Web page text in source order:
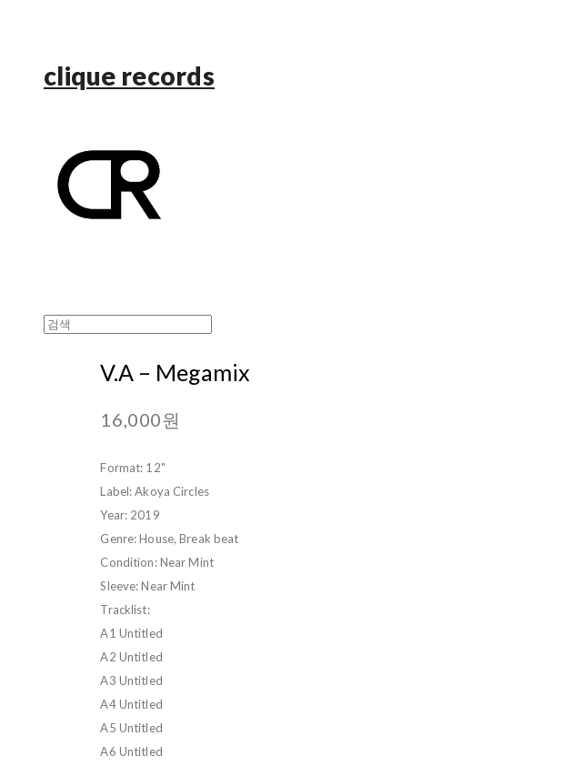
clique records
V.A ‎– Megamix
16,000원
Format: 12"
Label: Akoya Circles
Year: 2019
Genre: House, Break beat
Condition: Near Mint
Sleeve: Near Mint
Tracklist:
A1 Untitled
A2 Untitled
A3 Untitled
A4 Untitled
A5 Untitled
A6 Untitled